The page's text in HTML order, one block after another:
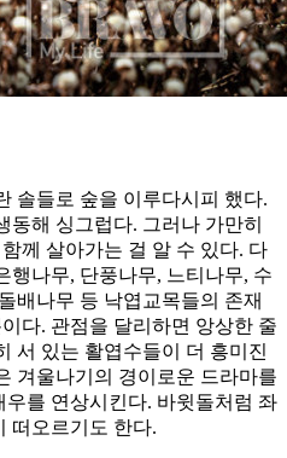
솔들로 숲을 이루다시피 했다.
동해 싱그럽다. 그러나 가만히
께 살아가는 걸 알 수 있다. 다
행나무, 단풍나무, 느티나무, 수
배나무 등 낙엽교목들의 존재
다. 관점을 달리하면 앙상한 줄
서 있는 활엽수들이 더 흥미진
겨울나기의 경이로운 드라마를
우를 연상시킨다. 바윗돌처럼 좌
떠오르기도 한다.